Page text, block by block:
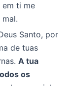
ti me
Santo, por
de tuas
A tua
os